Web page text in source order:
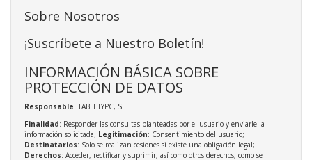
Sobre Nosotros
¡Suscríbete a Nuestro Boletín!
INFORMACIÓN BÁSICA SOBRE
PROTECCIÓN DE DATOS
Responsable: TABLETYPC, S. L
Finalidad: Responder las consultas planteadas por el usuario y enviarle la
información solicitada; Legitimación: Consentimiento del usuario;
Destinatarios: Solo se realizan cesiones si existe una obligación legal;
Derechos: Acceder, rectificar y suprimir, así como otros derechos, como se